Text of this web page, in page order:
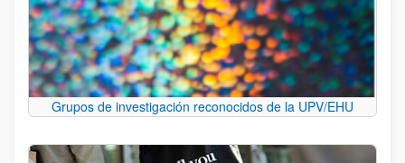
Grupos de investigación reconocidos de la UPV/EHU